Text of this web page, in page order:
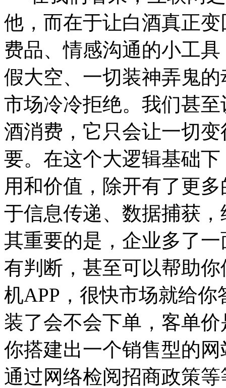
他，而在于让白酒真正
费品、情感沟通的小工
假大空、一切装神弄鬼
市场冷冷拒绝。我们甚
酒消费，它只会让一切
要。在这个大逻辑基础
用和价值，除开有了更
于信息传递、数据捕获
其重要的是，企业多了
有判断，甚至可以帮助
机APP，很快市场就给
装了会不会下单，客单
你搭建出一个销售型的
通过网络检阅招商政策